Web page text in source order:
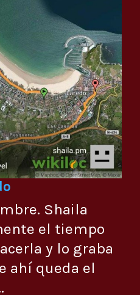
Shaila
el tiempo
y lo graba
ahí queda el